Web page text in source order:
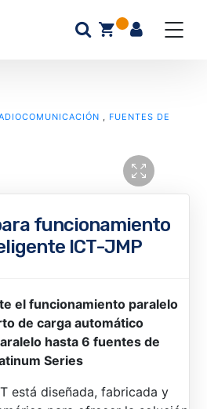
, FUENTES DE
funcionamiento
ICT-JMP
el funcionamiento paralelo
de carga automático
hasta 6 fuentes de
Series
está diseñada, fabricada y